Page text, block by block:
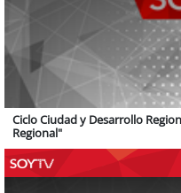
Ciclo Ciudad y Desarrollo
Regional"